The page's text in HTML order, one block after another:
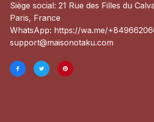
Siège social: 21 Rue des Filles du
Paris, France
WhatsApp: https://wa.me/
support@maisonotaku.com